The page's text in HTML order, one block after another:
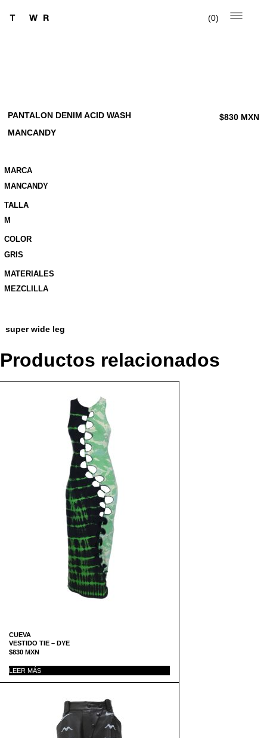
0
PANTALON DENIM ACID WASH
MANCANDY
$830MXN
MARCA
MANCANDY
TALLA
M
COLOR
GRIS
MATERIALES
MEZCLILLA
super wide leg
Productos relacionados
CUEVA
VESTIDO TIE – DYE
$830 MXN
LEER MÁS